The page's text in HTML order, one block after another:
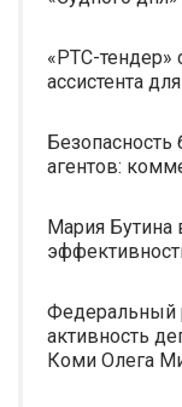
«РТС-тендер»
ассистента
агентов:
Мария Бутина
Федеральный
активность
Коми Олега